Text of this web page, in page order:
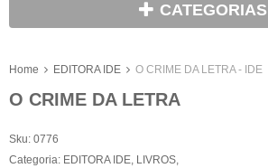
CATEGORIAS
Home EDITORA IDE O CRIME DA LETRA - IDE
O CRIME DA LETRA
Sku: 0776
Categoria: EDITORA IDE LIVROS